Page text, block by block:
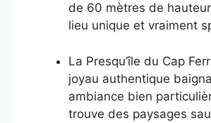
de 60 mètres de
lieu unique et vraiment
La Presqu’île du Cap
joyau authentique
ambiance bien
trouve des paysages